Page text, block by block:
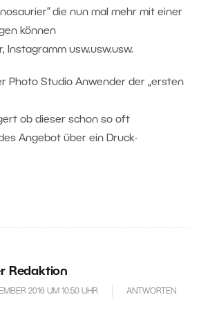
die nun mal mehr mit einer
können
Instagramm usw.usw.usw.
Photo Studio Anwender der „ersten
ob dieser schon so oft
Angebot über ein Druck-
Redaktion
2016 UM 10:50 UHR ANTWORTEN